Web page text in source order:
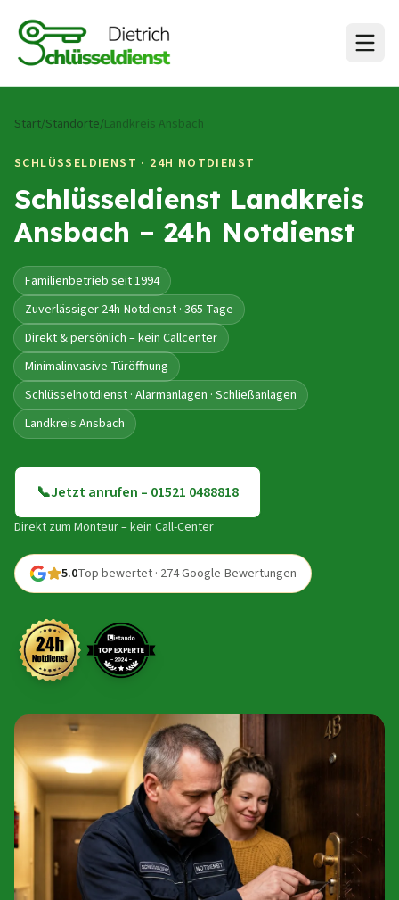
Start/Standorte/Landkreis Ansbach
SCHLÜSSELDIENST · 24H NOTDIENST
Schlüsseldienst Landkreis
Ansbach – 24h Notdienst
Familienbetrieb seit 1994
Zuverlässiger 24h-Notdienst · 365 Tage
Direkt & persönlich – kein Callcenter
Minimalinvasive Türöffnung
Schlüsselnotdienst · Alarmanlagen · Schließanlagen
Landkreis Ansbach
📞Jetzt anrufen – 01521 0488818
Direkt zum Monteur – kein Call-Center
5.0Top bewertet · 274 Google-Bewertungen